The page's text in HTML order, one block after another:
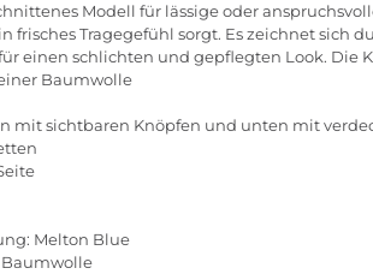
Modell für lässige oder
frisches Tragegefühl sorgt. Es zeichnet sich
einen schlichten und gepflegten Look. Die
Baumwolle
mit sichtbaren Knöpfen und unten mit
Melton Blue
Baumwolle